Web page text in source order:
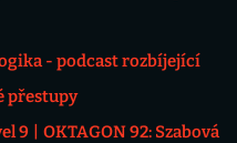
- podcast rozbíjející
přestupy
9
OKTAGON 92: Szabová